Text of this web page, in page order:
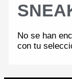
No se han
con tu